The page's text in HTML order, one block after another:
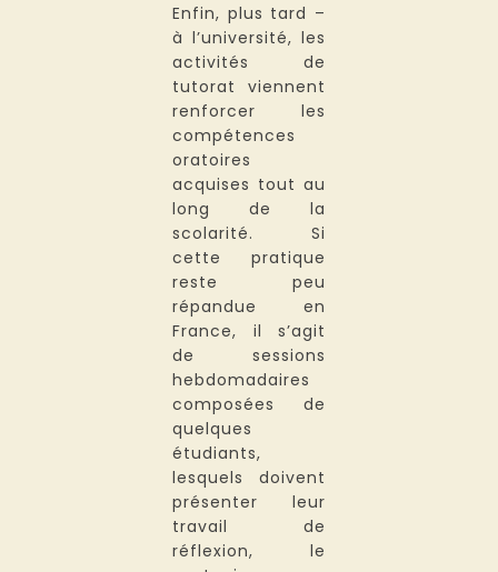
Enfin, plus tard –
à l’université, les
activités de
tutorat viennent
renforcer les
compétences
oratoires
acquises tout au
long de la
scolarité. Si
cette pratique
reste peu
répandue en
France, il s’agit
de sessions
hebdomadaires
composées de
quelques
étudiants,
lesquels doivent
présenter leur
travail de
réflexion, le